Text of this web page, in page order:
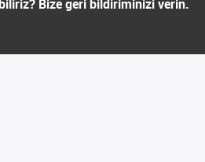
Bize geri bildiriminizi verin.